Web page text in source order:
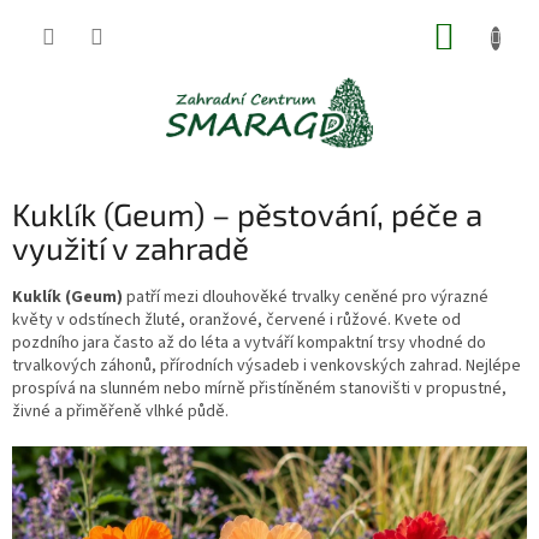
Kuklík (Geum) – pěstování, péče a
využití v zahradě
Kuklík (Geum) patří mezi dlouhověké trvalky ceněné pro výrazné
květy v odstínech žluté, oranžové, červené i růžové. Kvete od
pozdního jara často až do léta a vytváří kompaktní trsy vhodné do
trvalkových záhonů, přírodních výsadeb i venkovských zahrad. Nejlépe
prospívá na slunném nebo mírně přistíněném stanovišti v propustné,
živné a přiměřeně vlhké půdě.
V
ý
p